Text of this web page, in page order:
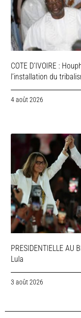
COTE D’IVOIRE :
l’installation du
4 août 2026
PRESIDENTIELLE AU
Lula
3 août 2026